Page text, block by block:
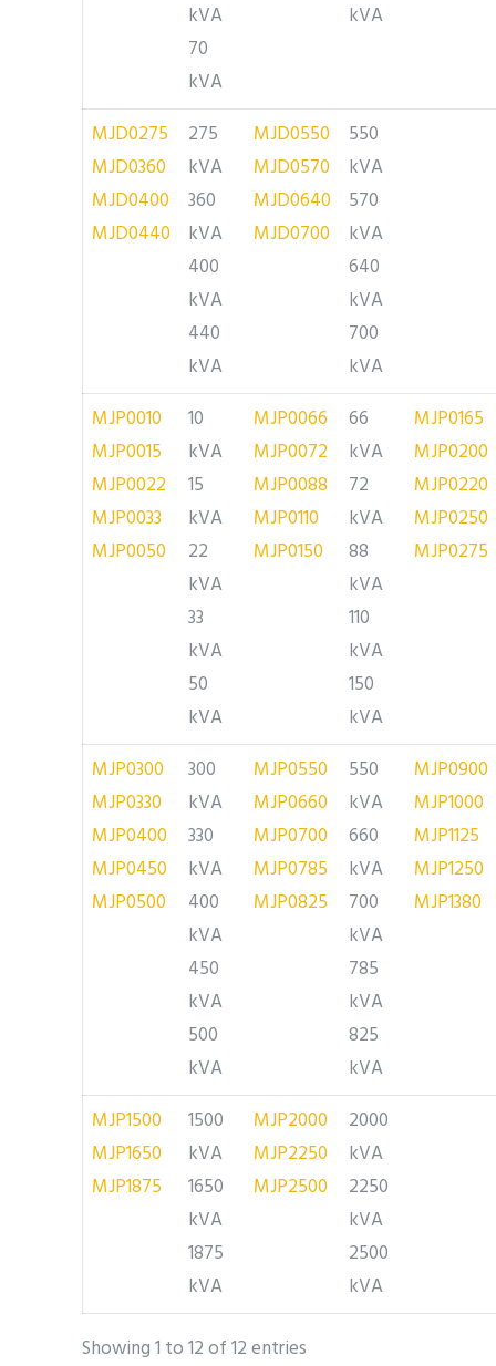
kVA
70
kVA
kVA
MJD0275
MJD0360
MJD0400
MJD0440
275
kVA
360
kVA
400
kVA
440
kVA
MJD0550
MJD0570
MJD0640
MJD0700
550
kVA
570
kVA
640
kVA
700
kVA
MJP0010
MJP0015
MJP0022
MJP0033
MJP0050
10
kVA
15
kVA
22
kVA
33
kVA
50
kVA
MJP0066
MJP0072
MJP0088
MJP0110
MJP0150
66
kVA
72
kVA
88
kVA
110
kVA
150
kVA
MJP0165
MJP0200
MJP0220
MJP0250
MJP0275
MJP0300
MJP0330
MJP0400
MJP0450
MJP0500
300
kVA
330
kVA
400
kVA
450
kVA
500
kVA
MJP0550
MJP0660
MJP0700
MJP0785
MJP0825
550
kVA
660
kVA
700
kVA
785
kVA
825
kVA
MJP0900
MJP1000
MJP1125
MJP1250
MJP1380
MJP1500
MJP1650
MJP1875
1500
kVA
1650
kVA
1875
kVA
MJP2000
MJP2250
MJP2500
2000
kVA
2250
kVA
2500
kVA
Showing 1 to 12 of 12 entries